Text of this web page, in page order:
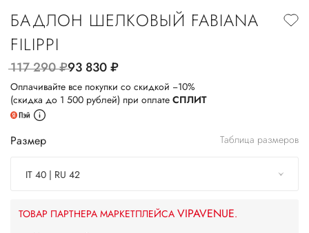
БАДЛОН ШЕЛКОВЫЙ FABIANA
FILIPPI
117 290руб.93 830руб.
Оплачивайте все покупки со скидкой −10%
(скидка до 1 500 рублей) при оплате СПЛИТ
Размер Таблица размеров
IT 40 | RU 42
ТОВАР ПАРТНЕРА МАРКЕТПЛЕЙСА VIPAVENUE.